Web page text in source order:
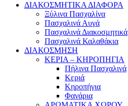
ΔΙΑΚΟΣΜΗΤΙΚΑ ΔΙΑΦΟΡΑ
Ξύλινα Πασχαλίνα
Πασχαλινά Αυγά
Πασχαλινά Διακοσμητικά
Πασχαλινά Καλαθάκια
ΔΙΑΚΟΣΜΗΣΗ
ΚΕΡΙΑ – ΚΗΡΟΠΗΓΙΑ
Πήλινα Πασχαλινά
Κεριά
Κηροπήγια
Φανάρια